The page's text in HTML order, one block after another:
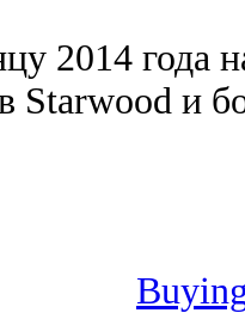
2014 года
Starwood и